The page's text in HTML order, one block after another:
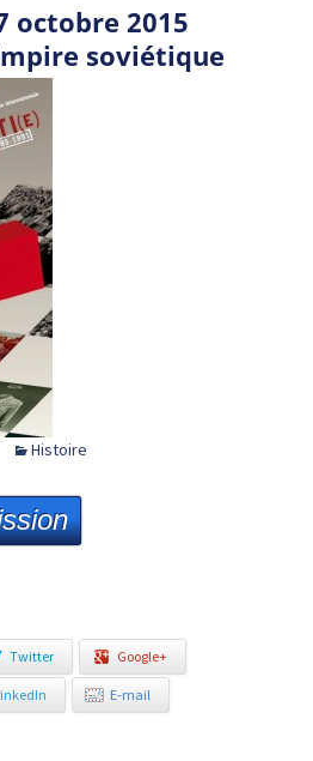
octobre 2015
soviétique
Histoire
Twitter Google+
E-mail